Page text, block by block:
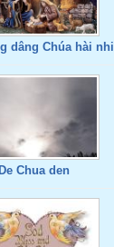
dâng Chúa hài nhi
De Chua den